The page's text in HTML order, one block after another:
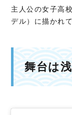
主人公の女子高
デル）に描かれ
舞台は